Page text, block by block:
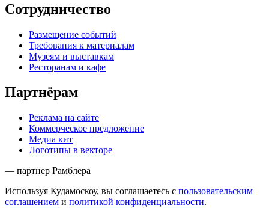
Сотрудничество
Размещение событий
Требования к материалам
Музеям и выставкам
Ресторанам и кафе
Партнёрам
Реклама на сайте
Коммерческое предложение
Медиа кит
Логотипы в векторе
— партнер Рамблера
Используя Кудамоскоу, вы соглашаетесь с пользовательским
соглашением и политикой конфиденциальности.